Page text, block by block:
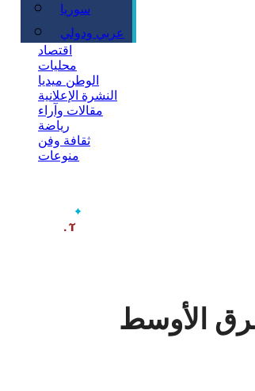
سوريا
عربي ودولي
اقتصاد
محليات
الوطن ميديا
النشرة الإعلانية
مقالات وآراء
رياضة
ثقافة وفن
منوعات
‫آخر
الأوسط